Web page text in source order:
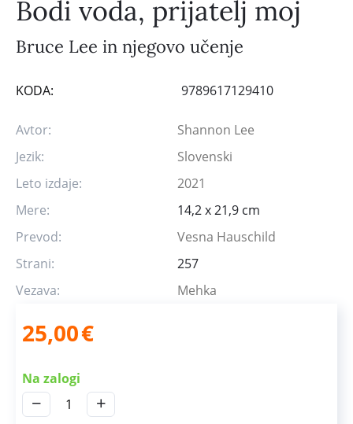
Bodi voda, prijatelj moj
Bruce Lee in njegovo učenje
KODA: 9789617129410
Avtor:
Shannon Lee
Jezik:
Slovenski
Leto izdaje:
2021
Mere:
14,2 x 21,9 cm
Prevod:
Vesna Hauschild
Strani:
257
Vezava:
Mehka
25,00€
Na zalogi
+
−